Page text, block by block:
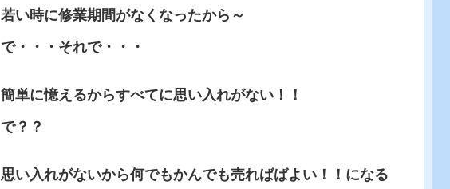
若い時に修業期間がなくなったから～
で・・・それで・・・
簡単に憶えるからすべてに思い入れがない！！
で？？
思い入れがないから何でもかんでも売ればばよい！！になる